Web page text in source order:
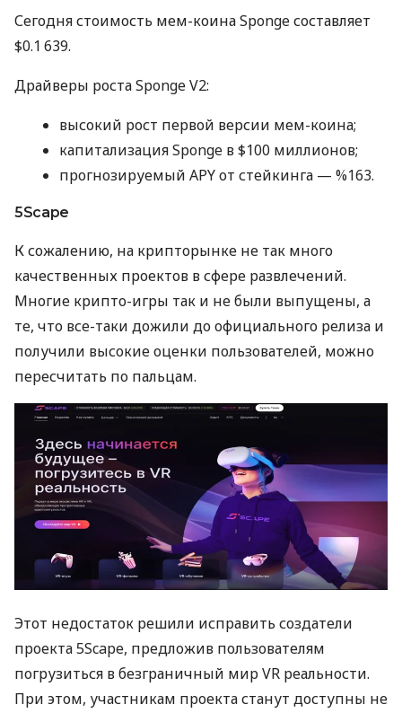
Сегодня стоимость мем-коина Sponge составляет
$0.1 639.
Драйверы роста Sponge V2:
высокий рост первой версии мем-коина;
капитализация Sponge в $100 миллионов;
прогнозируемый APY от стейкинга — %163.
5Scape
К сожалению, на крипторынке не так много
качественных проектов в сфере развлечений.
Многие крипто-игры так и не были выпущены, а
те, что все-таки дожили до официального релиза и
получили высокие оценки пользователей, можно
пересчитать по пальцам.
Этот недостаток решили исправить создатели
проекта 5Scape, предложив пользователям
погрузиться в безграничный мир VR реальности.
При этом, участникам проекта станут доступны не